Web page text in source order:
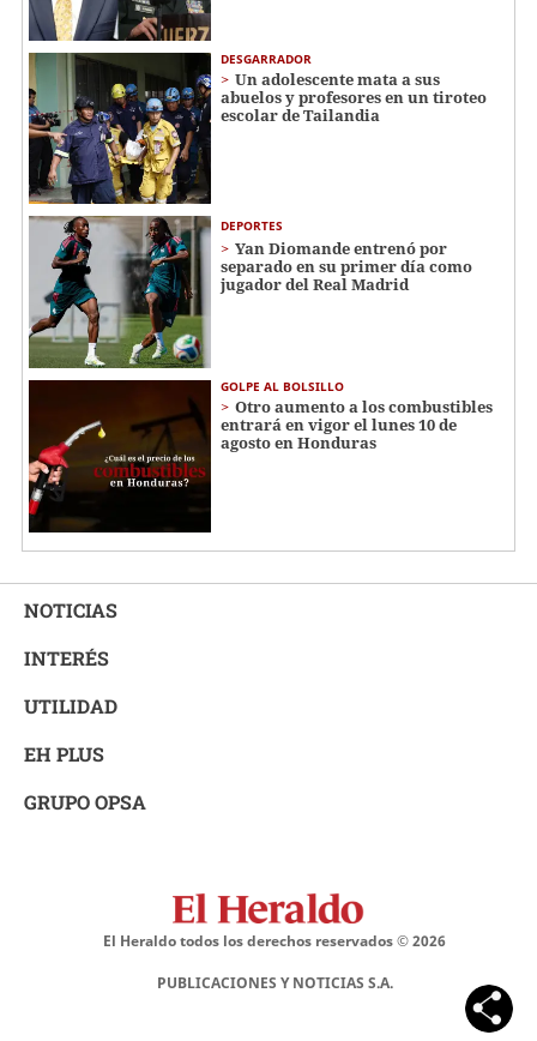
DESGARRADOR
Un adolescente mata a sus
abuelos y profesores en un tiroteo
escolar de Tailandia
DEPORTES
Yan Diomande entrenó por
separado en su primer día como
jugador del Real Madrid
GOLPE AL BOLSILLO
Otro aumento a los combustibles
entrará en vigor el lunes 10 de
agosto en Honduras
NOTICIAS
INTERÉS
UTILIDAD
EH PLUS
GRUPO OPSA
El Heraldo todos los derechos reservados ©2026
PUBLICACIONES Y NOTICIAS S.A.